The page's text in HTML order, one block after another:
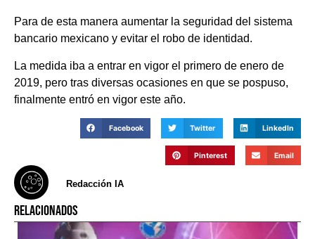
Para de esta manera aumentar la seguridad del sistema
bancario mexicano y evitar el robo de identidad.
La medida iba a entrar en vigor el primero de enero de
2019, pero tras diversas ocasiones en que se pospuso,
finalmente entró en vigor este año.
Facebook Twitter LinkedIn
Pinterest Email
Redacción IA
RELACIONADOS